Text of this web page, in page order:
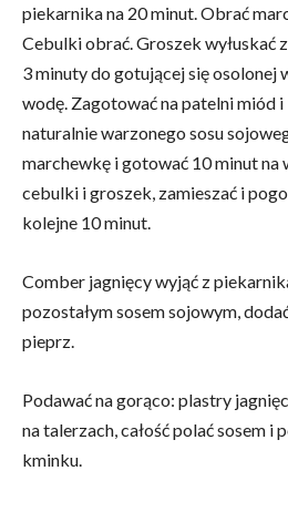
piekarnika na 20 minut. Obrać
Cebulki obrać. Groszek wyłuskać
3 minuty do gotującej się osolonej
wodę. Zagotować na patelni miód i
naturalnie warzonego sosu
marchewkę i gotować 10 minut na
cebulki i groszek, zamieszać i
kolejne 10 minut.
Comber jagnięcy wyjąć z
pozostałym sosem sojowym,
pieprz.
Podawać na gorąco: plastry
na talerzach, całość polać sosem i
kminku.